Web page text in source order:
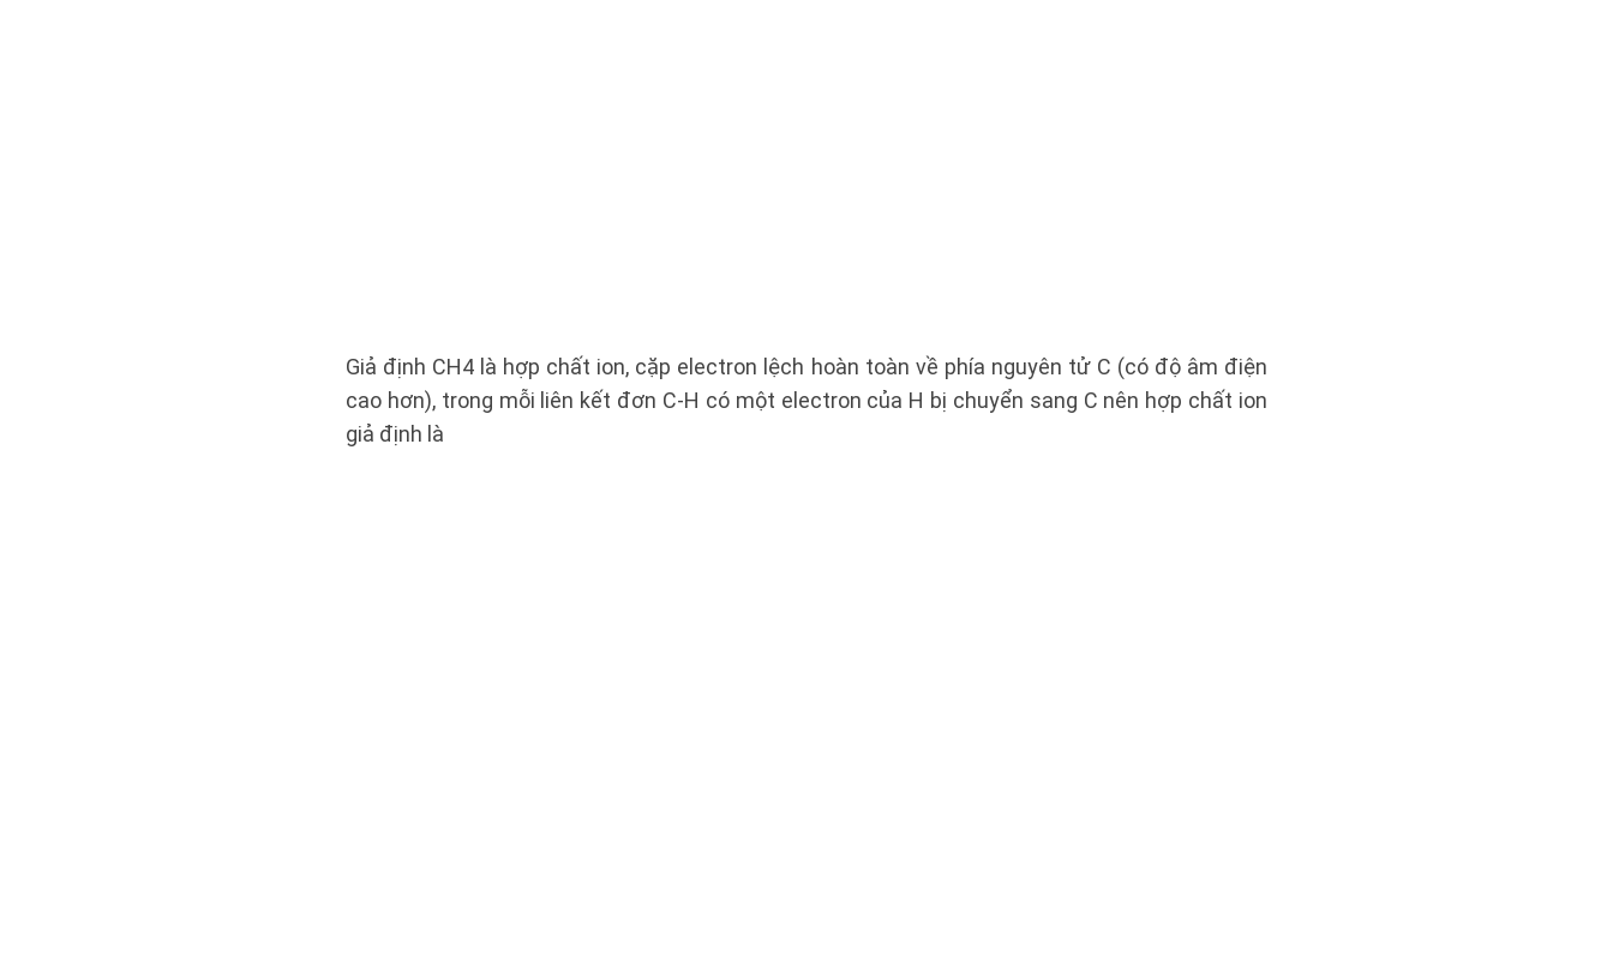
Giả định CH4 là hợp chất ion, cặp electron lệch hoàn toàn về phía nguyên tử C (có độ âm điện
cao hơn), trong mỗi liên kết đơn C-H có một electron của H bị chuyển sang C nên hợp chất ion
giả định là